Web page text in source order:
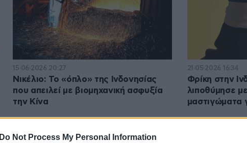
Do Not Process My Personal Information
15·06·2026 20:27
Νικέλιο: Το «όπλο» της Ινδονησίας
που απειλεί με βιομηχανική ασφυξία
την Κίνα
21·05·2026 16:34
Φρίκη στην
λιποθύμησε
μαστιγώματα